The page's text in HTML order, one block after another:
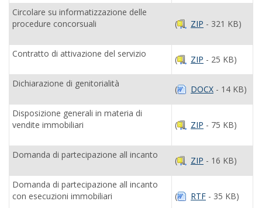
Circolare su informatizzazione delle
procedure concorsuali
( ZIP - 321 KB)
Contratto di attivazione del servizio
( ZIP - 25 KB)
Dichiarazione di genitorialità
( DOCX - 14 KB)
Disposizione generali in materia di
vendite immobiliari
( ZIP - 75 KB)
Domanda di partecipazione all incanto
( ZIP - 16 KB)
Domanda di partecipazione all incanto
con esecuzioni immobiliari
( RTF - 35 KB)